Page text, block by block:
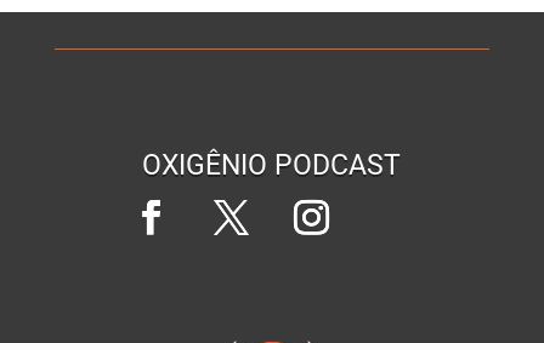
OXIGÊNIO PODCAST